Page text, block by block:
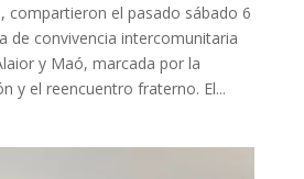
compartieron el pasado sábado 6
de convivencia intercomunitaria
y Maó, marcada por la
y el reencuentro fraterno. El...